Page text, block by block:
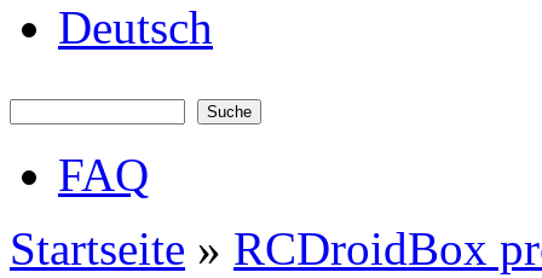
Deutsch
Hauptmenü
FAQ
Sie sind hier
Startseite » RCDroidBox